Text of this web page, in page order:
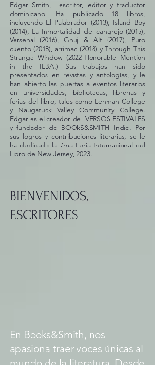
Edgar Smith, escritor, editor y traductor
dominicano. Ha publicado 18 libros,
incluyendo El Palabrador (2013), Island Boy
(2014), La Inmortalidad del cangrejo (2015),
Versenal (2016), Gnuj & Alt (2017), Puro
cuento (2018), arrimao (2018) y Through This
Strange Window (2022-Honorable Mention
in the ILBA.) Sus trabajos han sido
presentados en revistas y antologías, y le
han abierto las puertas a eventos literarios
en universidades, bibliotecas, librerías y
ferias del libro, tales como Lehman College
y Naugatuck Valley Community College.
Edgar es el creador de VERSOS ESTIVALES
y fundador de BOOkS&SMITH Indie. Por
sus logros y contribuciones literarias, se le
ha dedicado la 7ma Feria Internacional del
Libro de New Jersey, 2023.
BIENVENIDOS,
ESCRITORES
En Books&Smith, nos
apasiona traer voces únicas al